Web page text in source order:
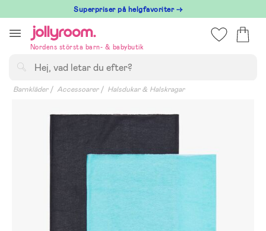
till
innehållet
Superpriser på helgfavoriter →
Nordens största barn- & babybutik
Barnkläder Accessoarer Halsdukar & Halskragar